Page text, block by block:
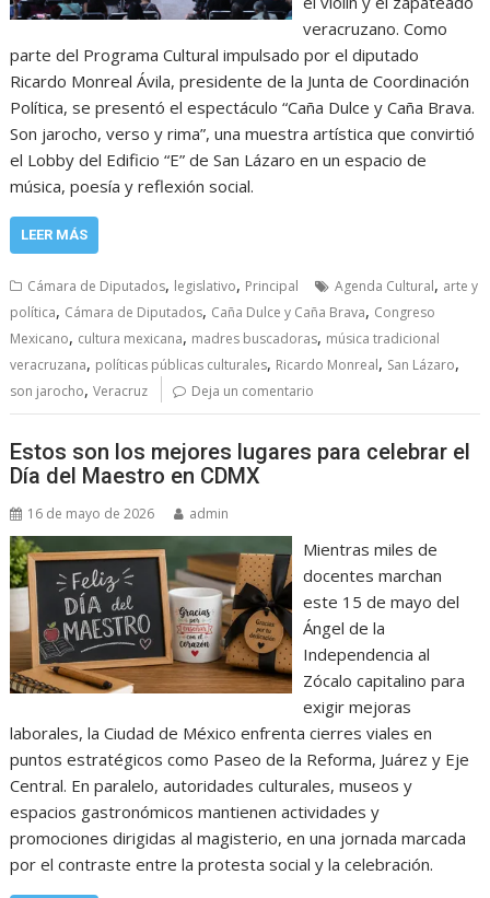
veracruzano. Como
parte del Programa Cultural impulsado por el diputado
Ricardo Monreal Ávila, presidente de la Junta de Coordinación
Política, se presentó el espectáculo “Caña Dulce y Caña Brava.
Son jarocho, verso y rima”, una muestra artística que convirtió
el Lobby del Edificio “E” de San Lázaro en un espacio de
música, poesía y reflexión social.
LEER MÁS
Cámara de Diputados, legislativo, Principal Agenda Cultural, arte y
política, Cámara de Diputados, Caña Dulce y Caña Brava, Congreso
Mexicano, cultura mexicana, madres buscadoras, música tradicional
veracruzana, políticas públicas culturales, Ricardo Monreal, San Lázaro,
son jarocho,Veracruz Deja un comentario
Estos son los mejores lugares para celebrar el
Día del Maestro en CDMX
16 de mayo de 2026 admin
Mientras miles de
docentes marchan
este 15 de mayo del
Ángel de la
Independencia al
Zócalo capitalino para
exigir mejoras
laborales, la Ciudad de México enfrenta cierres viales en
puntos estratégicos como Paseo de la Reforma, Juárez y Eje
Central. En paralelo, autoridades culturales, museos y
espacios gastronómicos mantienen actividades y
promociones dirigidas al magisterio, en una jornada marcada
por el contraste entre la protesta social y la celebración.